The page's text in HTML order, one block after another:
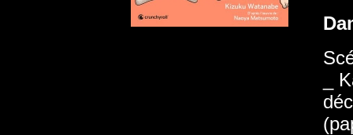
_